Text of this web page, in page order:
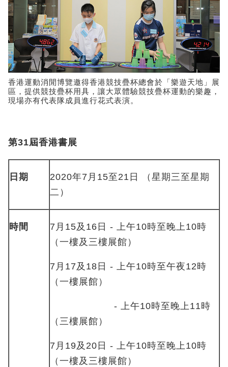
香港運動消閒博覽邀得香港競技疊杯總會於「樂遊天地」展
區，提供競技疊杯用具，讓大眾體驗競技疊杯運動的樂趣，
現場亦有代表隊成員進行花式表演。
第31屆香港書展
日期
2020年7月15至21日 （星期三至星期
二）
時間
7月15及16日 - 上午10時至晚上10時
（一樓及三樓展館）
7月17及18日 - 上午10時至午夜12時
（一樓展館）
- 上午10時至晚上11時
（三樓展館）
7月19及20日 - 上午10時至晚上10時
（一樓及三樓展館）